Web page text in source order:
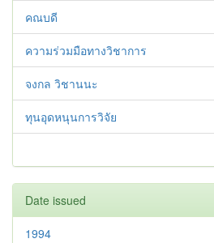
คณบดี
ความร่วมมือทางวิชาการ
จงกล วิชานนะ
ทุนอุดหนุนการวิจัย
Date issued
1994